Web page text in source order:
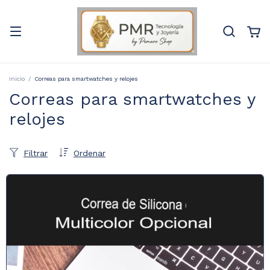
Inicio / Correas para smartwatches y relojes
Correas para smartwatches y
relojes
Ordenar
Filtrar